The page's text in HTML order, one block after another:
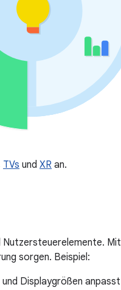
TVs und XR an.
Mit
sorgen. Beispiel:
Displaygrößen anpasst